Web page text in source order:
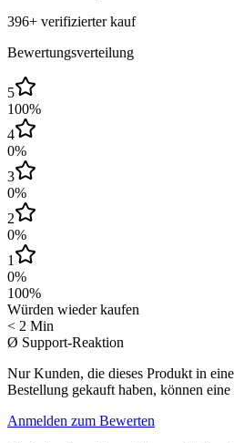
396+ verifizierter kauf
Bewertungsverteilung
5
100%
4
0%
3
0%
2
0%
1
0%
100%
Würden wieder kaufen
< 2 Min
Ø Support-Reaktion
Nur Kunden, die dieses Produkt in
Bestellung gekauft haben, können
Anmelden zum Bewerten